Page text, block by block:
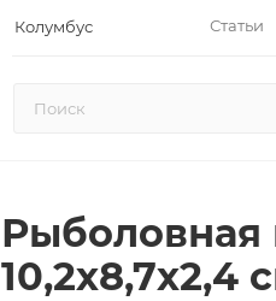
Колумбус Статьи
Рыболовная
10,2х8,7х2,4